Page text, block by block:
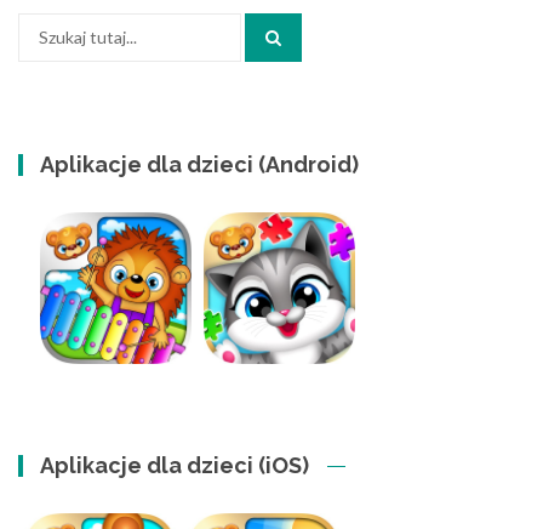
Aplikacje dla dzieci (Android)
Aplikacje dla dzieci (iOS)